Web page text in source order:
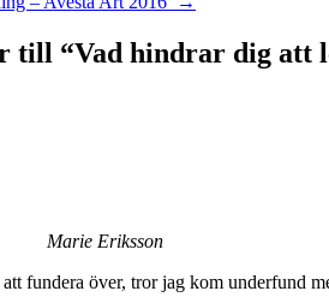
till “Vad hindrar dig att
Marie Eriksson
fundera över, tror jag kom underfund